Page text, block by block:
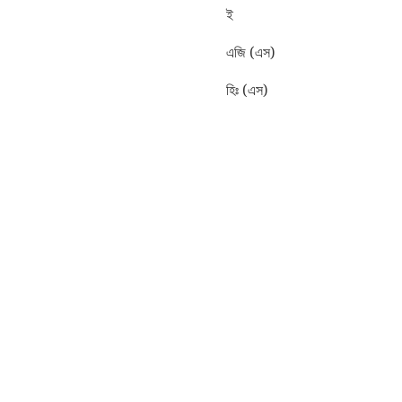
ই
এজি (এস)
হিঃ (এস)